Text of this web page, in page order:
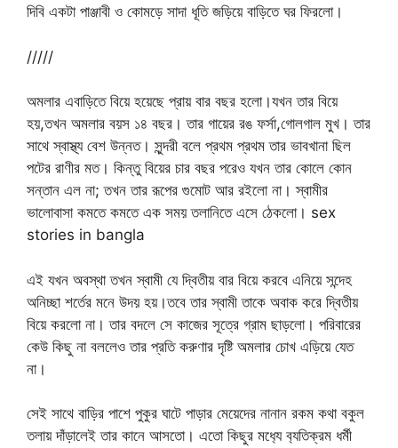
দিবি একটা পাঞ্জাবী ও কোমড়ে সাদা ধূতি জড়িয়ে বাড়িতে ঘর ফিরলো।
/////
অমলার এবাড়িতে বিয়ে হয়েছে প্রায় বার বছর হলো।যখন তার বিয়ে
হয়,তখন অমলার বয়স ১৪ বছর। তার গায়ের রঙ ফর্সা,গোলগাল মুখ। তার
সাথে স্বাস্থ্য বেশ উন্নত। সুন্দরী বলে প্রথম প্রথম তার ভাবখানা ছিল
পটের রাণীর মত। কিন্তু বিয়ের চার বছর পরেও যখন তার কোলে কোন
সন্তান এল না; তখন তার রূপের গুমোট আর রইলো না। স্বামীর
ভালোবাসা কমতে কমতে এক সময় তলানিতে এসে ঠেকলো। sex
stories in bangla
এই যখন অবস্থা তখন স্বামী যে দ্বিতীয় বার বিয়ে করবে এনিয়ে সন্দেহ
অনিচ্ছা শর্তের মনে উদয় হয়।তবে তার স্বামী তাকে অবাক করে দ্বিতীয়
বিয়ে করলো না। তার বদলে সে কাজের সূত্রে গ্রাম ছাড়লো। পরিবারের
কেউ কিছু না বললেও তার প্রতি করুণার দৃষ্টি অমলার চোখ এড়িয়ে যেত
না।
সেই সাথে বাড়ির পাশে পুকুর ঘাটে পাড়ার মেয়েদের নানান রকম কথা বকুল
তলায় দাঁড়ালেই তার কানে আসতো। এতো কিছুর মধ‍্যে ব‍্যতিক্রম ধর্মী